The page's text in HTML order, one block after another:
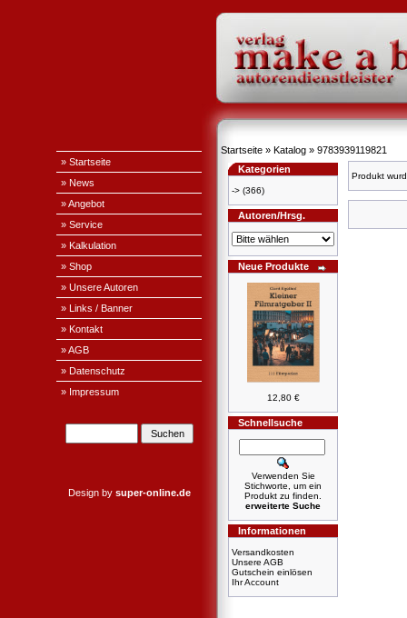
» Startseite
» News
» Angebot
» Service
» Kalkulation
» Shop
» Unsere Autoren
» Links / Banner
» Kontakt
» AGB
» Datenschutz
» Impressum
Design by super-online.de
Startseite » Katalog » 9783939119821
Kategorien
-> (366)
Autoren/Hrsg.
Neue Produkte
12,80 €
Schnellsuche
Verwenden Sie
Stichworte, um ein
Produkt zu finden.
erweiterte Suche
Informationen
Versandkosten
Unsere AGB
Gutschein einlösen
Ihr Account
Produkt